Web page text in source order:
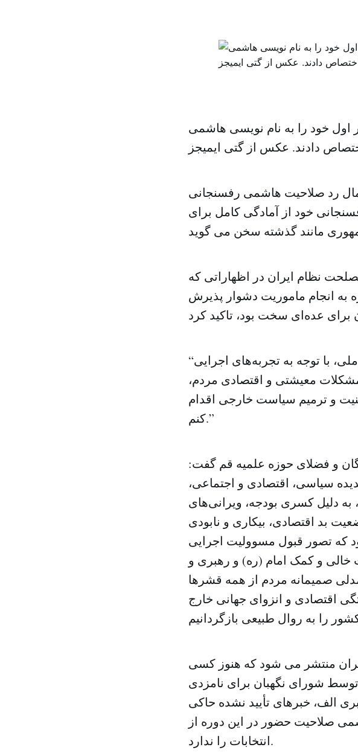
اول خود را به نام نویسی هاشمی
دادند. عکس از گتی ایمیجز
رد صلاحیت هاشمی رفسنجانی
خود از آمادگی کامل برای
نظام ایران در اظهاراتی که
به انجام ماموریت دشوار پذیرش
“امروز هم با آمادگی آمده‌ام تا براساس وظیفه دینی و ملی، با توجه به تجربه‌های اجرایی
مشکلات معیشتی و اقتصادی مردم،
و ترمیم سیاست خارجی اقدام
کنم.”
و فضلای حوزه علمیه قم گفت:
سیاسی، اقتصادی و اجتماعی،
دلیل کسری بودجه، ویرانی‌های
بد اقتصادی، بیکاری و نابودی
که تصور قبول مسوولیت اجرایی
و کمک امام (ره) و رهبری و
صمیمانه مردم از همه قشرها
اقتصادی و انزوای جهانی خارج
منتشر می شود که هنوز کسی
شورای نگهبان برای نامزدی
الف، خبرهای تأیید نشده حاکی
صلاحیت حضور در این دوره از
انتخابات را ندارد.